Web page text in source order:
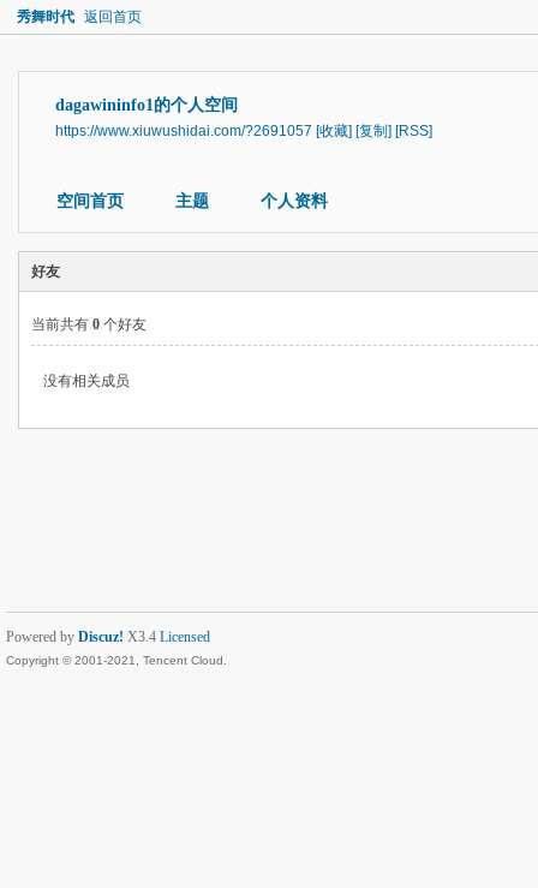
秀舞时代 返回首页
dagawininfo1的个人空间
https://www.xiuwushidai.com/?2691057 [收藏] [复制] [RSS]
空间首页 主题 个人资料
好友
当前共有 0 个好友
没有相关成员
Powered by Discuz! X3.4 Licensed
Copyright © 2001-2021, Tencent Cloud.